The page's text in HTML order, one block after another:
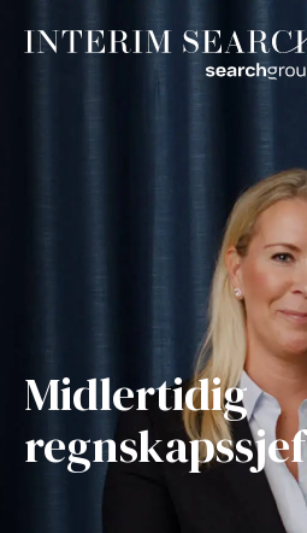
Midlertidig
regnskapssjef